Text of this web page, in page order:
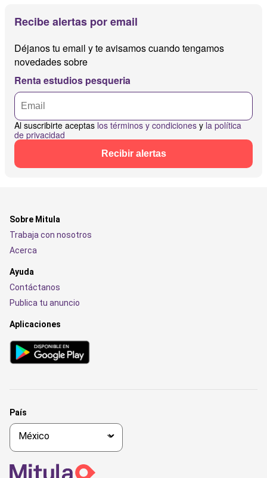
Recibe alertas por email
Déjanos tu email y te avisamos cuando tengamos
novedades sobre
Renta estudios pesqueria
Al suscribirte aceptas los términos y condiciones y la política
de privacidad
Recibir alertas
Sobre Mitula
Trabaja con nosotros
Acerca
Ayuda
Contáctanos
Publica tu anuncio
Aplicaciones
País